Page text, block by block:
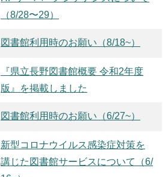
（8/28〜29）
図書館利用時のお願い（8/18~）
『県立長野図書館概要 令和2年度
版』を掲載しました
図書館利用時のお願い（6/27~）
新型コロナウイルス感染症対策を
講じた図書館サービスについて（6/